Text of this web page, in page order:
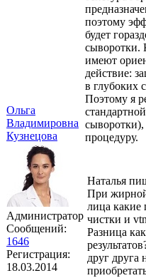
Ольга
Владимировна
Кузнецова
Администратор
Сообщений:
1646
Регистрация:
18.03.2014
поэтому
будет
сыворотки.
имеют
действие:
в глубоких
Поэтому я
сыворотки),
процедуру.
Наталья
При
лица какие
чистки и
Разница
друг друга